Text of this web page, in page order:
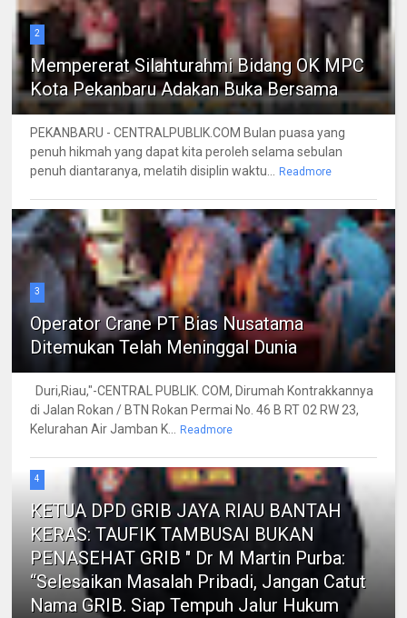
2
Mempererat Silahturahmi Bidang OK MPC
Kota Pekanbaru Adakan Buka Bersama
PEKANBARU - CENTRALPUBLIK.COM Bulan puasa yang
penuh hikmah yang dapat kita peroleh selama sebulan
penuh diantaranya, melatih disiplin waktu...
Readmore
3
Operator Crane PT Bias Nusatama
Ditemukan Telah Meninggal Dunia
Duri,Riau,"-CENTRAL PUBLIK. COM, Dirumah Kontrakkannya
di Jalan Rokan / BTN Rokan Permai No. 46 B RT 02 RW 23,
Kelurahan Air Jamban K...
Readmore
4
KETUA DPD GRIB JAYA RIAU BANTAH
KERAS: TAUFIK TAMBUSAI BUKAN
PENASEHAT GRIB " Dr M Martin Purba:
“Selesaikan Masalah Pribadi, Jangan Catut
Nama GRIB. Siap Tempuh Jalur Hukum